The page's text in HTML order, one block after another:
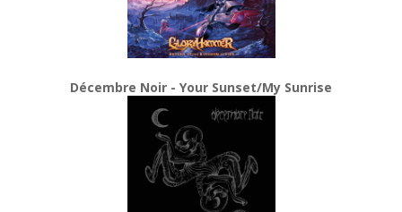
Décembre Noir - Your Sunset/My Sunrise